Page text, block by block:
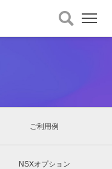
メ
ニ
ュ
ご利用例
NSXオプション